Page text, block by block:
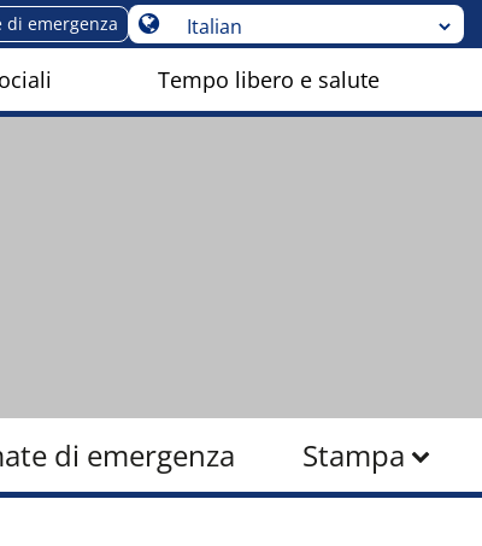
di emergenza
Tempo libero e salute
di emergenza Stampa